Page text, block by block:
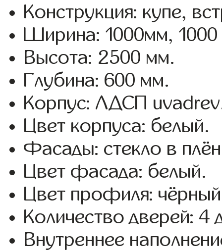
Конструкция: купе,
Ширина: 1000мм,
Высота: 2500 мм.
Глубина: 600 мм.
Корпус: ЛДСП
Цвет корпуса: белый.
Фасады: стекло в
Цвет фасада: белый.
Цвет профиля: чёрный
Количество дверей: 4
Внутреннее